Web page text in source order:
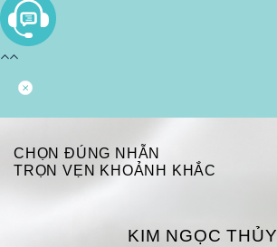
CHỌN ĐÚNG NHẪN
TRỌN VẸN KHOẢNH KHẮC
KIM NGỌC THỦY